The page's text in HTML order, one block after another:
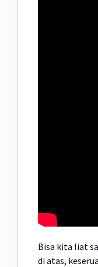
Bisa kita liat
di atas,